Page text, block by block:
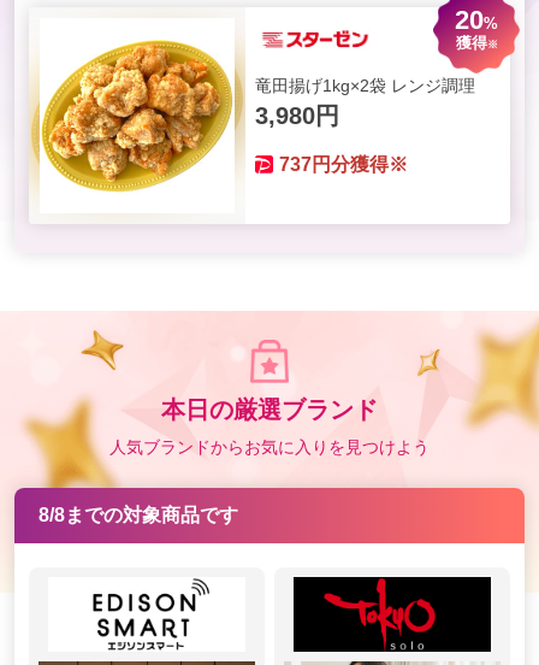
竜田揚げ1kg×2袋 レンジ調理
20%
獲得※
3,980円
737円分獲得※
本日の厳選ブランド
人気ブランドからお気に入りを見つけよう
8/8までの対象商品です